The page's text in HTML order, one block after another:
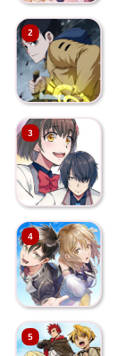
2
3
4
5